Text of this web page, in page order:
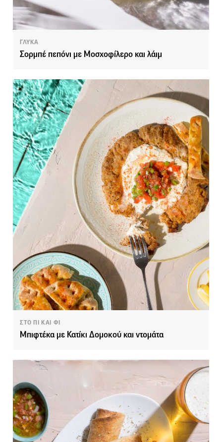
ΓΛΥΚΑ
Σορμπέ πεπόνι με Μοσχοφίλερο και λάιμ
ΣΤΟ ΠΙ ΚΑΙ ΦΙ
Μπιφτέκα με Κατίκι Δομοκού και ντομάτα